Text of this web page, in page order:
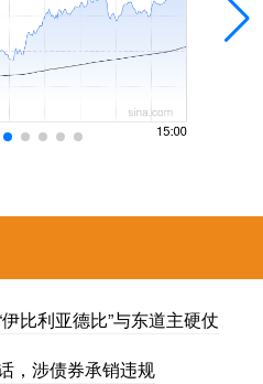
比利亚德比”与东道主硬仗
，涉债券承销违规